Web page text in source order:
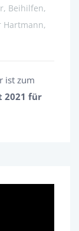
Beihilfen,
Hartmann,
ist zum
2021 für